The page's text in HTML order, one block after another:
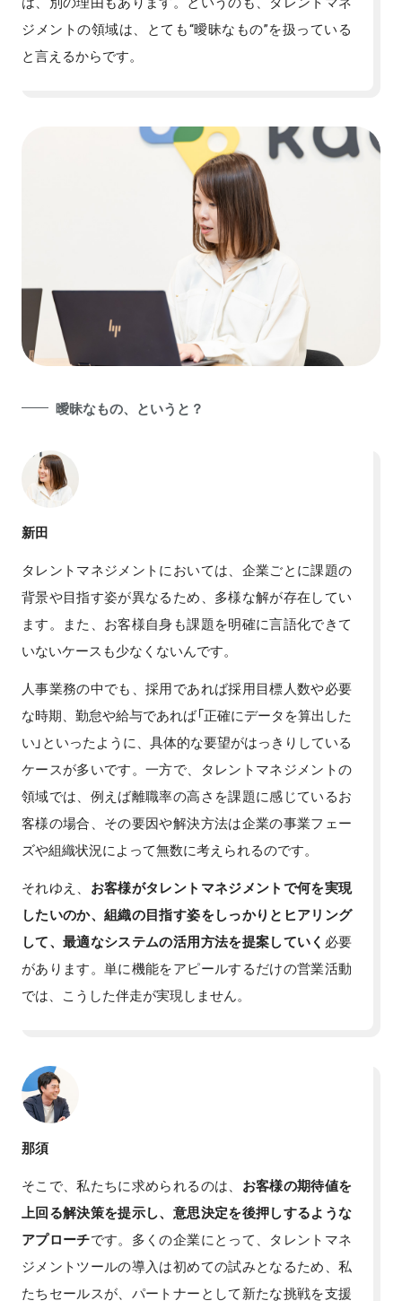
ジメントの領域は、とても“曖昧なもの”を扱っている
と言えるからです。
曖昧なもの、というと？
新田
タレントマネジメントにおいては、企業ごとに課題の
背景や目指す姿が異なるため、多様な解が存在してい
ます。また、お客様自身も課題を明確に言語化できて
いないケースも少なくないんです。
人事業務の中でも、採用であれば採用目標人数や必要
な時期、勤怠や給与であれば「正確にデータを算出した
い」といったように、具体的な要望がはっきりしている
ケースが多いです。一方で、タレントマネジメントの
領域では、例えば離職率の高さを課題に感じているお
客様の場合、その要因や解決方法は企業の事業フェー
ズや組織状況によって無数に考えられるのです。
それゆえ、 お客様がタレントマネジメントで何を実現
したいのか、組織の目指す姿をしっかりとヒアリング
して、最適なシステムの活用方法を提案していく 必要
があります。単に機能をアピールするだけの営業活動
では、こうした伴走が実現しません。
那須
そこで、私たちに求められるのは、 お客様の期待値を
上回る解決策を提示し、意思決定を後押しするような
アプローチです。多くの企業にとって、タレントマネ
ジメントツールの導入は初めての試みとなるため、私
たちセールスが、パートナーとして新たな挑戦を支援